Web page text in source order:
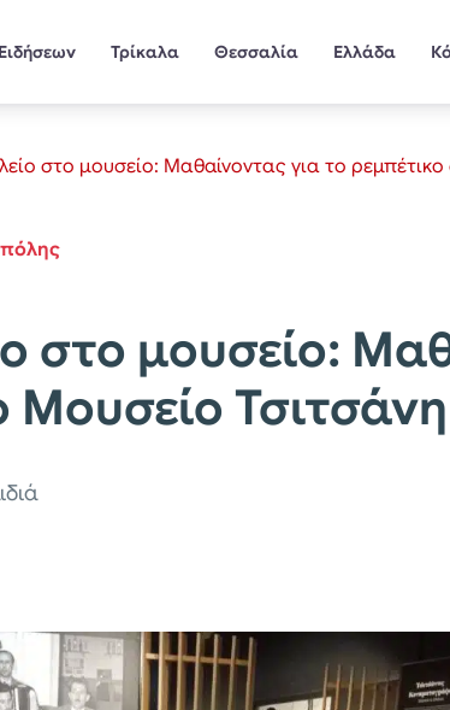
Τρίκαλα Θεσσαλία Ελλάδα
στο μουσείο: Μαθαίνοντας για το
στο μουσείο:
Μουσείο